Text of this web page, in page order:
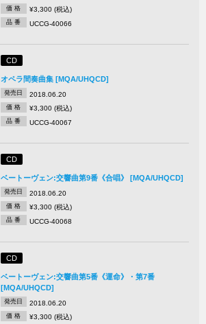
価 格 ¥3,300 (税込)
品 番 UCCG-40066
CD
オペラ間奏曲集 [MQA/UHQCD]
発売日 2018.06.20
価 格 ¥3,300 (税込)
品 番 UCCG-40067
CD
ベートーヴェン:交響曲第9番《合唱》 [MQA/UHQCD]
発売日 2018.06.20
価 格 ¥3,300 (税込)
品 番 UCCG-40068
CD
ベートーヴェン:交響曲第5番《運命》・第7番
[MQA/UHQCD]
発売日 2018.06.20
価 格 ¥3,300 (税込)